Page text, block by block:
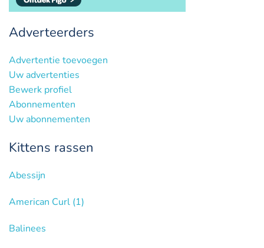
Adverteerders
Advertentie toevoegen
Uw advertenties
Bewerk profiel
Abonnementen
Uw abonnementen
Kittens rassen
Abessijn
American Curl (1)
Balinees